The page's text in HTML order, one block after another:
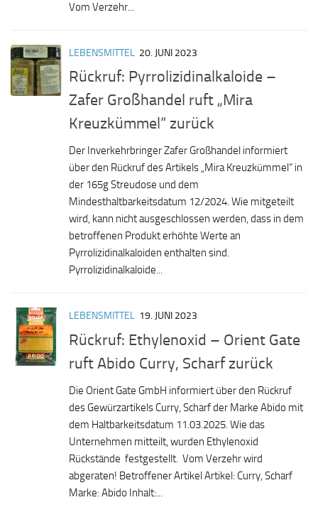
Vom Verzehr...
LEBENSMITTEL 20. JUNI 2023
Rückruf: Pyrrolizidinalkaloide –
Zafer Großhandel ruft „Mira
Kreuzkümmel“ zurück
Der Inverkehrbringer Zafer Großhandel informiert
über den Rückruf des Artikels „Mira Kreuzkümmel“ in
der 165g Streudose und dem
Mindesthaltbarkeitsdatum 12/2024. Wie mitgeteilt
wird, kann nicht ausgeschlossen werden, dass in dem
betroffenen Produkt erhöhte Werte an
Pyrrolizidinalkaloiden enthalten sind.
Pyrrolizidinalkaloide...
LEBENSMITTEL 19. JUNI 2023
Rückruf: Ethylenoxid – Orient Gate
ruft Abido Curry, Scharf zurück
Die Orient Gate GmbH informiert über den Rückruf
des Gewürzartikels Curry, Scharf der Marke Abido mit
dem Haltbarkeitsdatum 11.03.2025. Wie das
Unternehmen mitteilt, wurden Ethylenoxid
Rückstände festgestellt. Vom Verzehr wird
abgeraten! Betroffener Artikel Artikel: Curry, Scharf
Marke: Abido Inhalt:...